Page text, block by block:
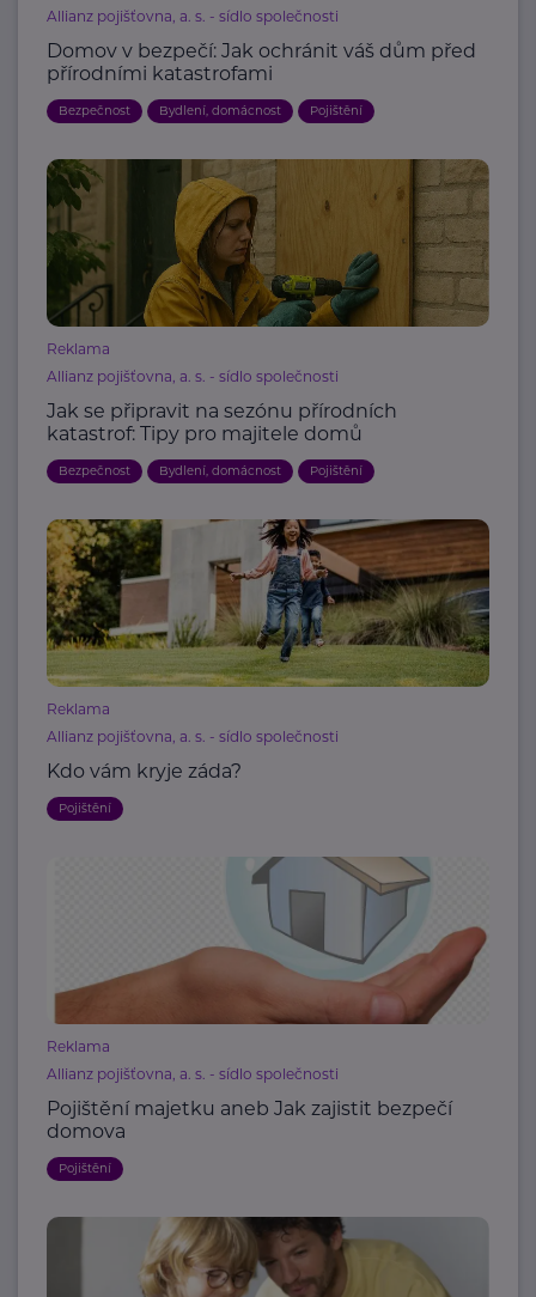
Allianz pojišťovna, a. s. - sídlo společnosti
Domov v bezpečí: Jak ochránit váš dům před
přírodními katastrofami
Bezpečnost Bydlení, domácnost Pojištění
Reklama
Allianz pojišťovna, a. s. - sídlo společnosti
Jak se připravit na sezónu přírodních
katastrof: Tipy pro majitele domů
Bezpečnost Bydlení, domácnost Pojištění
Reklama
Allianz pojišťovna, a. s. - sídlo společnosti
Kdo vám kryje záda?
Pojištění
Reklama
Allianz pojišťovna, a. s. - sídlo společnosti
Pojištění majetku aneb Jak zajistit bezpečí
domova
Pojištění